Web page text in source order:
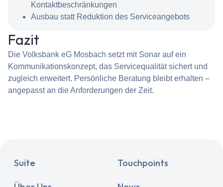
Kontaktbeschränkungen
Ausbau statt Reduktion des Serviceangebots
Fazit
Die Volksbank eG Mosbach setzt mit Sonar auf ein
Kommunikationskonzept, das Servicequalität sichert und
zugleich erweitert. Persönliche Beratung bleibt erhalten –
angepasst an die Anforderungen der Zeit.
Suite Touchpoints